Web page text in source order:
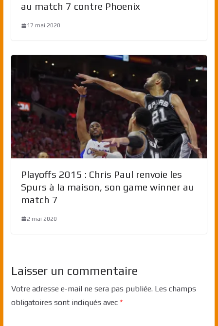
au match 7 contre Phoenix
17 mai 2020
Playoffs 2015 : Chris Paul renvoie les
Spurs à la maison, son game winner au
match 7
2 mai 2020
Laisser un commentaire
Votre adresse e-mail ne sera pas publiée. Les champs
obligatoires sont indiqués avec *